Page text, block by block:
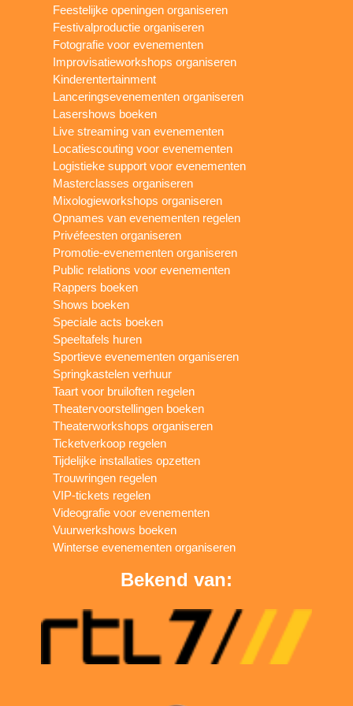
Feestelijke openingen organiseren
Festivalproductie organiseren
Fotografie voor evenementen
Improvisatieworkshops organiseren
Kinderentertainment
Lanceringsevenementen organiseren
Lasershows boeken
Live streaming van evenementen
Locatiescouting voor evenementen
Logistieke support voor evenementen
Masterclasses organiseren
Mixologieworkshops organiseren
Opnames van evenementen regelen
Privéfeesten organiseren
Promotie-evenementen organiseren
Public relations voor evenementen
Rappers boeken
Shows boeken
Speciale acts boeken
Speeltafels huren
Sportieve evenementen organiseren
Springkastelen verhuur
Taart voor bruiloften regelen
Theatervoorstellingen boeken
Theaterworkshops organiseren
Ticketverkoop regelen
Tijdelijke installaties opzetten
Trouwringen regelen
VIP-tickets regelen
Videografie voor evenementen
Vuurwerkshows boeken
Winterse evenementen organiseren
Bekend van: